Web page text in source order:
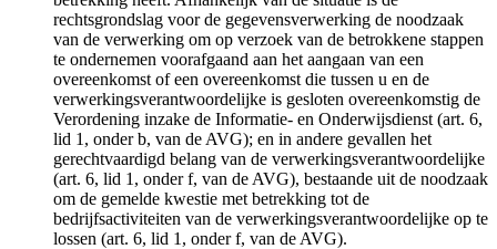
rechtsgrondslag voor de gegevensverwerking de noodzaak
van de verwerking om op verzoek van de betrokkene stappen
te ondernemen voorafgaand aan het aangaan van een
overeenkomst of een overeenkomst die tussen u en de
verwerkingsverantwoordelijke is gesloten overeenkomstig de
Verordening inzake de Informatie- en Onderwijsdienst (art. 6,
lid 1, onder b, van de AVG); en in andere gevallen het
gerechtvaardigd belang van de verwerkingsverantwoordelijke
(art. 6, lid 1, onder f, van de AVG), bestaande uit de noodzaak
om de gemelde kwestie met betrekking tot de
bedrijfsactiviteiten van de verwerkingsverantwoordelijke op te
lossen (art. 6, lid 1, onder f, van de AVG).